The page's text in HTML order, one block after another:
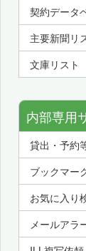
契約データ
主要新聞リ
文庫リスト
内部専用
貸出・予約
ブックマー
お気に入り
メールアラ